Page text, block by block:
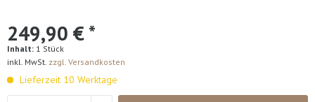
249,90 € *
Inhalt: 1 Stück
inkl. MwSt. zzgl. Versandkosten
Lieferzeit 10 Werktage